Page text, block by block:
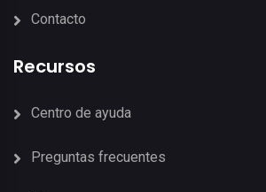
Contacto
Recursos
Centro de ayuda
Preguntas frecuentes